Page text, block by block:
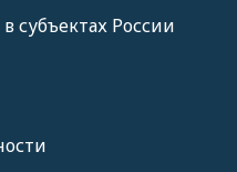
субъектах России